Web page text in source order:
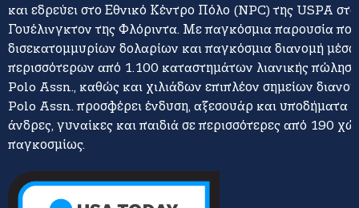
και εδρεύει στο Εθνικό Κέντρο Πόλο (NPC) της USPA στο
Γουέλινγκτον της Φλόριντα. Με παγκόσμια παρουσία
δισεκατομμυρίων δολαρίων και παγκόσμια διανομή μέσω
περισσότερων από 1.100 καταστημάτων λιανικής
Polo Assn., καθώς και χιλιάδων επιπλέον σημείων
Polo Assn. προσφέρει ένδυση, αξεσουάρ και υποδήματα
άνδρες, γυναίκες και παιδιά σε περισσότερες από 190
παγκοσμίως.